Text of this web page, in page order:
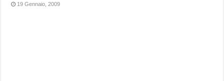
19 Gennaio, 2009